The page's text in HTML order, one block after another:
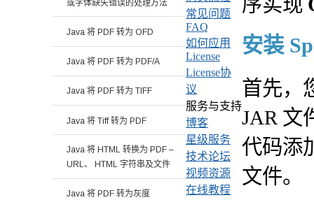
安装
首先，
JAR 文
代码添
文件。
或字体缺失错误的处理方法
Java 将 PDF 转为 OFD
Java 将 PDF 转为 PDF/A
Java 将 PDF 转为 TIFF
Java 将 Tiff 转为 PDF
Java 将 HTML 转换为 PDF –
URL、 HTML 字符串及文件
Java 将 PDF 转为灰度
常见问题
FAQ
如何应用
License
License协
议
服务与支持
博客
星级服务
技术论坛
视频资源
在线教程